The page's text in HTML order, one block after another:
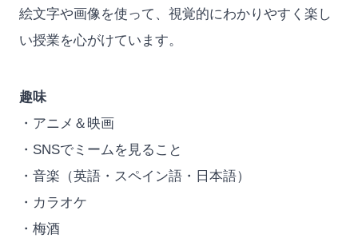
絵文字や画像を使って、視覚的にわかりやすく楽し
い授業を心がけています。
趣味
・アニメ＆映画
・SNSでミームを見ること
・音楽（英語・スペイン語・日本語）
・カラオケ
・梅酒